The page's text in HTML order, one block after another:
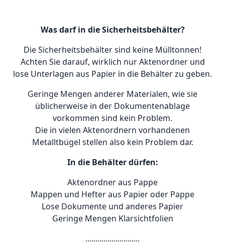
Was darf in die Sicherheitsbehälter?
Die Sicherheitsbehälter sind keine Mülltonnen!
Achten Sie darauf, wirklich nur Aktenordner und
lose Unterlagen aus Papier in die Behälter zu geben.
Geringe Mengen anderer Materialen, wie sie
üblicherweise in der Dokumentenablage
vorkommen sind kein Problem.
Die in vielen Aktenordnern vorhandenen
Metalltbügel stellen also kein Problem dar.
In die Behälter dürfen:
Aktenordner aus Pappe
Mappen und Hefter aus Papier oder Pappe
Lose Dokumente und anderes Papier
Geringe Mengen Klarsichtfolien
...........................